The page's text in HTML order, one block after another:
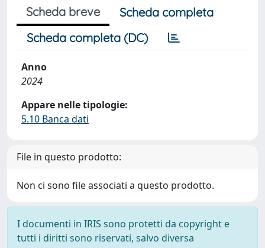
Scheda breve
Scheda completa
Scheda completa (DC)
Anno
2024
Appare nelle tipologie:
5.10 Banca dati
File in questo prodotto:
Non ci sono file associati a questo prodotto.
I documenti in IRIS sono protetti da copyright e
tutti i diritti sono riservati, salvo diversa